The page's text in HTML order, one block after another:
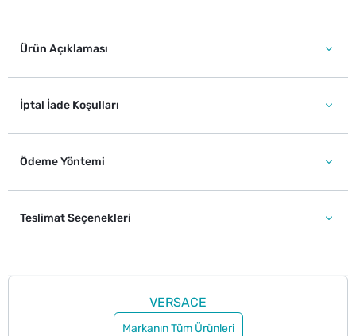
Ürün Açıklaması
İptal İade Koşulları
Ödeme Yöntemi
Teslimat Seçenekleri
VERSACE
Markanın Tüm Ürünleri